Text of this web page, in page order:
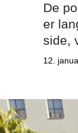
De
er
side,
12.